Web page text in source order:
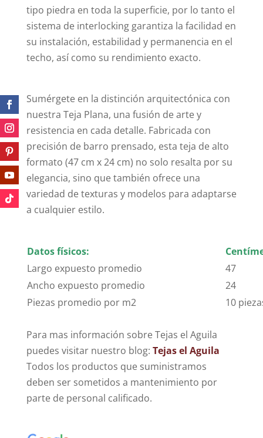
tipo piedra en toda la superficie, por lo tanto el
sistema de interlocking garantiza la facilidad en
su instalación, estabilidad y permanencia en el
techo, así como su rendimiento exacto.
Sumérgete en la distinción arquitectónica con
nuestra Teja Plana, una fusión de arte y
resistencia en cada detalle. Fabricada con
precisión de barro prensado, esta teja de alto
formato (47 cm x 24 cm) no solo resalta por su
elegancia, sino que también ofrece una
variedad de texturas y modelos para adaptarse
a cualquier estilo.
Datos físicos:
Largo expuesto promedio
47
Ancho expuesto promedio
24
Piezas promedio por m2
10
Para mas información sobre Tejas el Aguila
puedes visitar nuestro blog: Tejas el Aguila
Todos los productos que suministramos
deben ser sometidos a mantenimiento por
parte de personal calificado.